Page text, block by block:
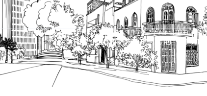
מידע כללי בלבד ומאגד הנחיות תכנוניות בלבד
כפי שתהיינה בתוקף מעת לעת.